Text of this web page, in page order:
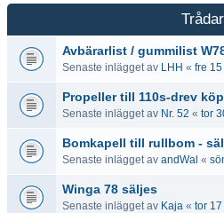
Trådar
Avbärarlist / gummilist
Senaste inlägget av LHH « fre
Propeller till 110s-drev
Senaste inlägget av Nr. 52 « tor
Bomkapell till rullbom -
Senaste inlägget av andWal «
Winga 78 säljes
Senaste inlägget av Kaja « tor